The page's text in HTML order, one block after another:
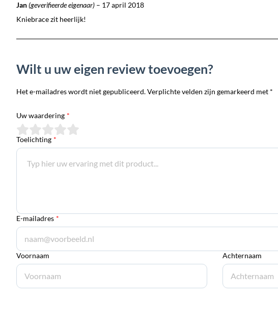
Jan(geverifieerde eigenaar) – 17 april 2018
Kniebrace zit heerlijk!
Wilt u uw eigen review toevoegen?
Het e-mailadres wordt niet gepubliceerd. Verplichte velden zijn gemarkeerd met *
Uw waardering *
Toelichting *
E-mailadres *
Voornaam Achternaam